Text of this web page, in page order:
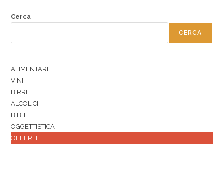
Cerca
CERCA
ALIMENTARI
VINI
BIRRE
ALCOLICI
BIBITE
OGGETTISTICA
OFFERTE